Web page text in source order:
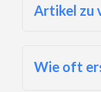
Artikel zu
Wie oft